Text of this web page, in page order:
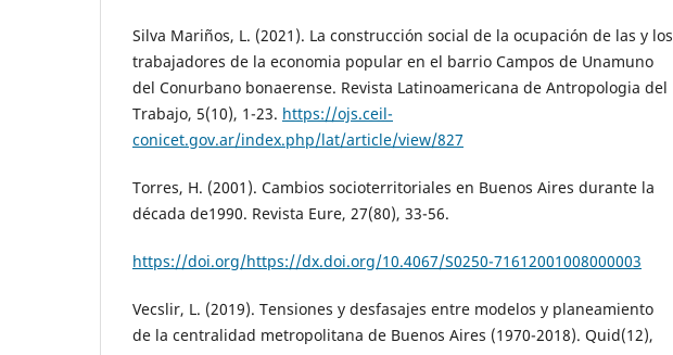
Silva Mariños, L. (2021). La construcción social de la ocupación de las y los
trabajadores de la economia popular en el barrio Campos de Unamuno
del Conurbano bonaerense. Revista Latinoamericana de Antropologia del
Trabajo, 5(10), 1-23. https://ojs.ceil-
conicet.gov.ar/index.php/lat/article/view/827
Torres, H. (2001). Cambios socioterritoriales en Buenos Aires durante la
década de1990. Revista Eure, 27(80), 33-56.
https://doi.org/https://dx.doi.org/10.4067/S0250-71612001008000003
Vecslir, L. (2019). Tensiones y desfasajes entre modelos y planeamiento
de la centralidad metropolitana de Buenos Aires (1970-2018). Quid(12),